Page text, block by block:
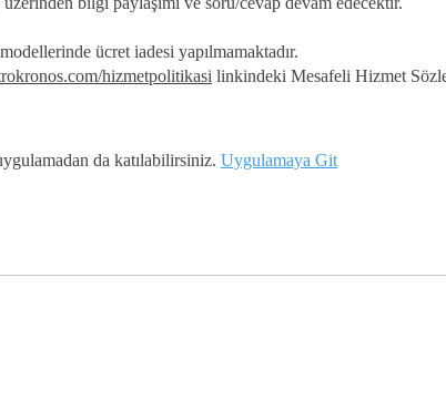
ücret iadesi yapılmamaktadır.
hizmetpolitikasi linkindeki Mesafeli Hizmet
da katılabilirsiniz. Uygulamaya Git